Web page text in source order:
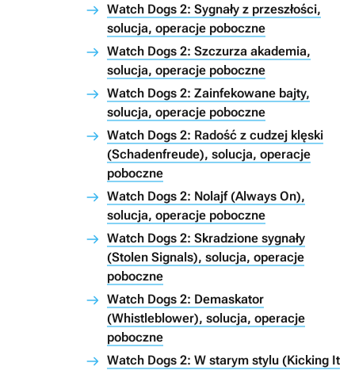
Watch Dogs 2: Sygnały z przeszłości,
solucja, operacje poboczne
Watch Dogs 2: Szczurza akademia,
solucja, operacje poboczne
Watch Dogs 2: Zainfekowane bajty,
solucja, operacje poboczne
Watch Dogs 2: Radość z cudzej klęski
(Schadenfreude), solucja, operacje
poboczne
Watch Dogs 2: Nolajf (Always On),
solucja, operacje poboczne
Watch Dogs 2: Skradzione sygnały
(Stolen Signals), solucja, operacje
poboczne
Watch Dogs 2: Demaskator
(Whistleblower), solucja, operacje
poboczne
Watch Dogs 2: W starym stylu (Kicking It